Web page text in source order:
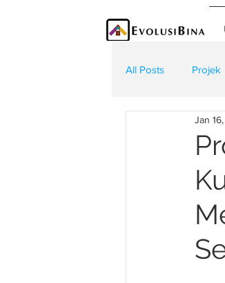
All Posts Projek
TeknologiJan